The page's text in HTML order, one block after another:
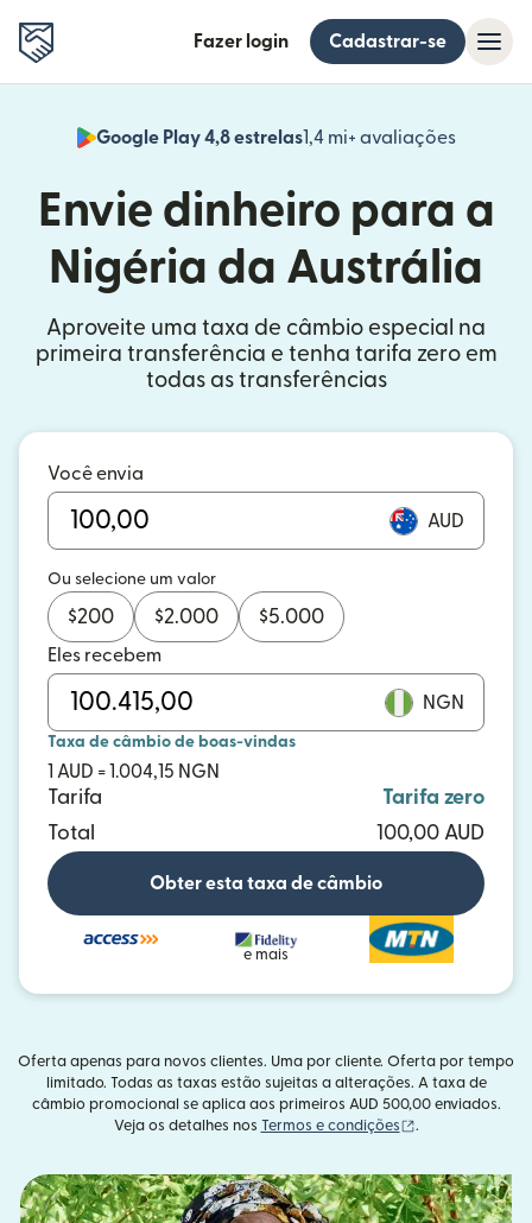
Fazer login Cadastrar-se
Google Play 4,8 estrelas1,4 mi+ avaliações
(abre
Envie dinheiro para a
Nigéria da Austrália
Aproveite uma taxa de câmbio especial na
primeira transferência e tenha tarifa zero em
todas as transferências
Você envia
AUD
Ou selecione um valor
$200 $2.000 $5.000
Eles recebem
NGN
Taxa de câmbio de boas-vindas
1 AUD = 1.004,15 NGN
Tarifa
Tarifa zero
Total
100,00 AUD
Obter esta taxa de câmbio
e mais
Oferta apenas para novos clientes. Uma por cliente. Oferta por tempo
limitado. Todas as taxas estão sujeitas a alterações. A taxa de
câmbio promocional se aplica aos primeiros AUD 500,00 enviados.
Veja os detalhes nos Termos e condições (abre em uma
.